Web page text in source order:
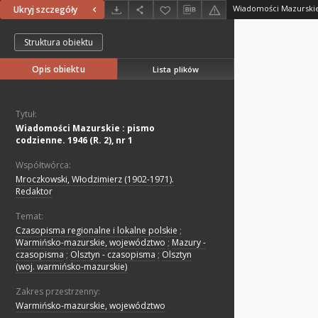
Ukryj szczegóły
Struktura obiektu
Opis obiektu Lista plików
Tytuł:
Wiadomości Mazurskie : pismo
codzienne. 1946 (R. 2), nr 1
Współtwórca:
Mroczkowski, Włodzimierz (1902-1971).
Redaktor
Temat:
Czasopisma regionalne i lokalne polskie ;
Warmińsko-mazurskie, województwo ; Mazury -
czasopisma ; Olsztyn - czasopisma ; Olsztyn
(woj. warmińsko-mazurskie)
Zakres przestrzenny:
Warmińsko-mazurskie, województwo